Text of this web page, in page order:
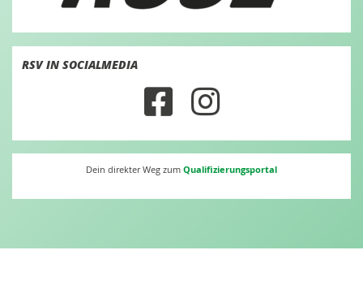
RSV IN SOCIALMEDIA
Dein direkter Weg zum Qualifizierungsportal